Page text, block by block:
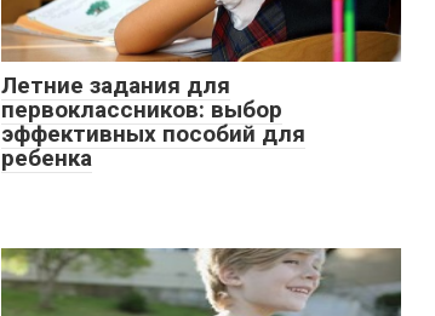
Летние задания для
первоклассников: выбор
эффективных пособий для
ребенка